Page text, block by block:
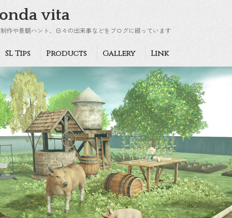
vita
作や景観ハント、日々の出来事などをブログに綴っています
SL Tips Products Gallery Link